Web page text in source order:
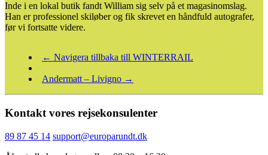
Inde i en lokal butik fandt William sig selv på et magasinomslag.
Han er professionel skiløber og fik skrevet en håndfuld autografer,
før vi fortsatte videre.
← Navigera tillbaka till WINTERRAIL
Andermatt – Livigno →
Kontakt vores rejsekonsulenter
89 87 45 14 support@europarundt.dk